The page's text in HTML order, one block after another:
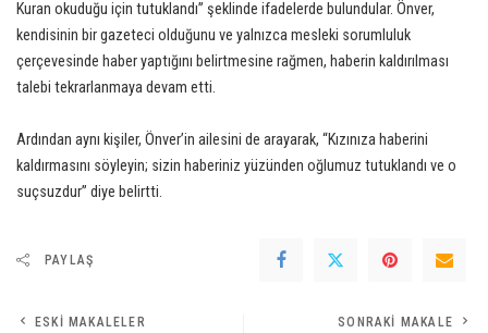
Kuran okuduğu için tutuklandı” şeklinde ifadelerde bulundular. Önver,
kendisinin bir gazeteci olduğunu ve yalnızca mesleki sorumluluk
çerçevesinde haber yaptığını belirtmesine rağmen, haberin kaldırılması
talebi tekrarlanmaya devam etti.
Ardından aynı kişiler, Önver’in ailesini de arayarak, “Kızınıza haberini
kaldırmasını söyleyin; sizin haberiniz yüzünden oğlumuz tutuklandı ve o
suçsuzdur” diye belirtti.
PAYLAŞ
ESKI MAKALELER SONRAKI MAKALE